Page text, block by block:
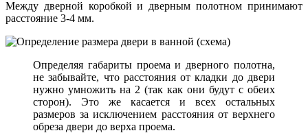
Между дверной коробкой и дверным полотном принимают
расстояние 3-4 мм.
Определяя габариты проема и дверного полотна,
не забывайте, что расстояния от кладки до двери
нужно умножить на 2 (так как они будут с обеих
сторон). Это же касается и всех остальных
размеров за исключением расстояния от верхнего
обреза двери до верха проема.